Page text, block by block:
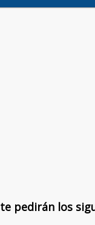
te pedirán los